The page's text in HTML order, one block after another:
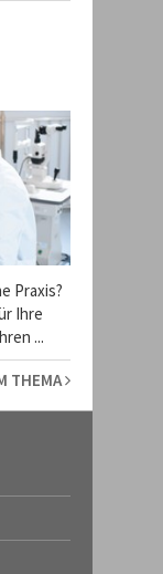
Praxis?
Ihre
...
THEMA